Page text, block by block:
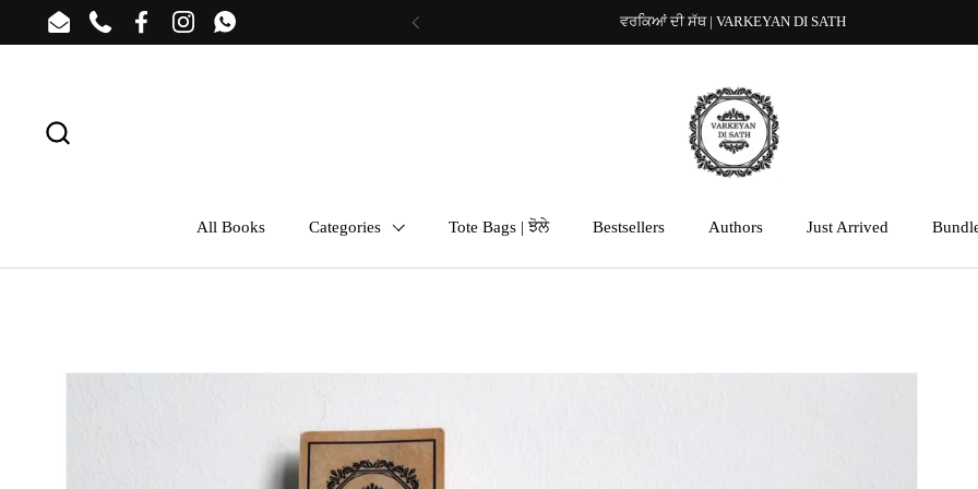
Skip to content
EmailPhoneFacebookInstagramWhatsApp Previous
ਵਰਕਿਆਂ ਦੀ ਸੱਥ | VARKEYAN DI SATH
All Books Categories Tote Bags | ਝੋਲੇ Bestsellers Authors Just Arrived